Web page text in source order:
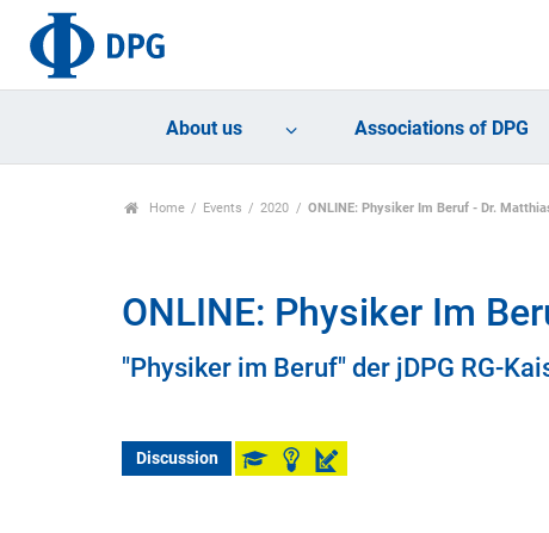
About us Associations of DPG
Home Events 2020 ONLINE: Physiker Im Beruf - Dr.
ONLINE: Physiker Im
"Physiker im Beruf" der jDPG RG-
Discussion